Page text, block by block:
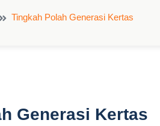
Tingkah Polah Generasi Kertas
Generasi Kertas